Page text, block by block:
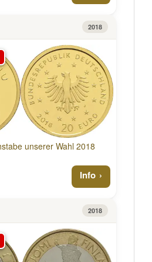
2018
unserer Wahl 2018
Info
2018